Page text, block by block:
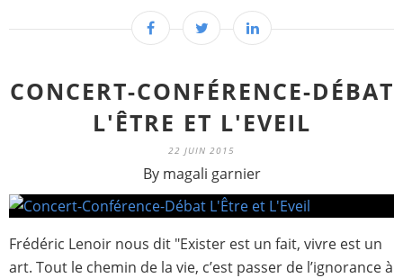
CONCERT-CONFÉRENCE-DÉBAT
L'ÊTRE ET L'EVEIL
22 JUIN 2015
By magali garnier
Frédéric Lenoir nous dit "Exister est un fait, vivre est un
art. Tout le chemin de la vie, c’est passer de l’ignorance à